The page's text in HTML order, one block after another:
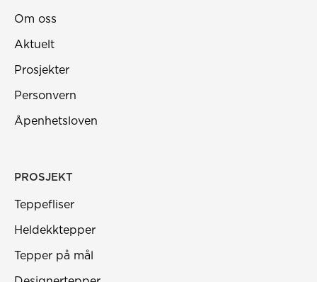
PROSJEKT
Teppefliser
Heldekktepper
Tepper på mål
Om oss
Aktuelt
Prosjekter
Personvern
Åpenhetsloven